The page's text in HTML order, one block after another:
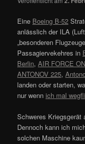
Eine Boeing B-52
anlässlich der ILA
„besonderen
Passagiervekehres in
Berlin,AIR FORCE
ANTONOV 225,
landen oder starten,
nur wennich mal
Schweres Kriegsgerät
Dennoch kann ich
solchen Maschine